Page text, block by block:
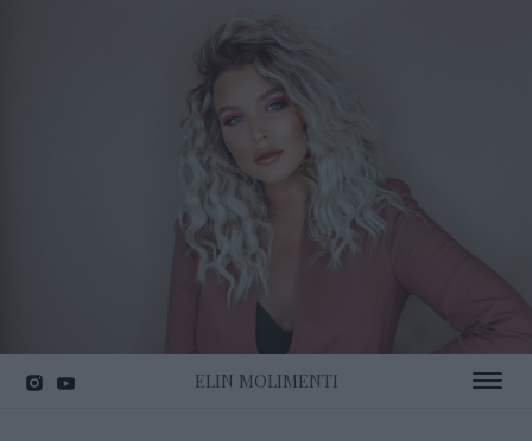
ELIN MOLIMENTI Toggle